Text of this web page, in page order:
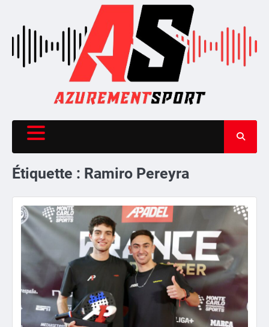
content
Étiquette : Ramiro Pereyra